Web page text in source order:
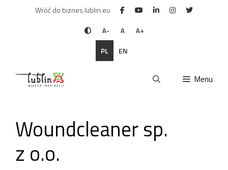
Wróć do biznes.lublin.eu
A- A A+
PL EN
Menu
Woundcleaner sp.
z o.o.